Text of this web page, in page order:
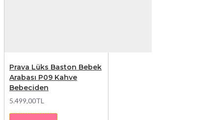
Prava Lüks Baston Bebek
Arabası P09 Kahve
Bebeciden
5.499,00TL